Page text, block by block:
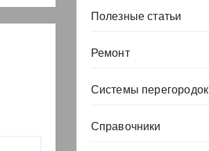
Полезные статьи
Ремонт
Системы перегородок
Справочники